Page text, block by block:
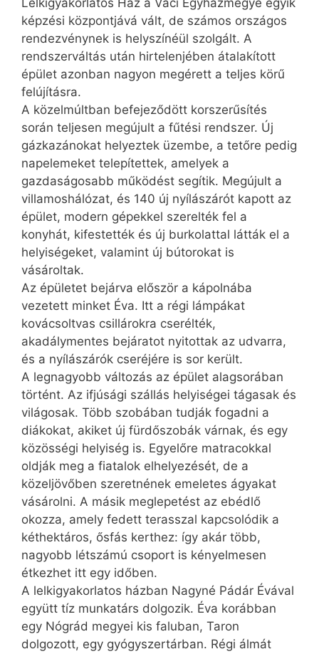
Lelkigyakorlatos Ház a Váci Egyházmegye egyik
képzési központjává vált, de számos országos
rendezvénynek is helyszínéül szolgált. A
rendszerváltás után hirtelenjében átalakított
épület azonban nagyon megérett a teljes körű
felújításra.
A közelmúltban befejeződött korszerűsítés
során teljesen megújult a fűtési rendszer. Új
gázkazánokat helyeztek üzembe, a tetőre pedig
napelemeket telepítettek, amelyek a
gazdaságosabb működést segítik. Megújult a
villamoshálózat, és 140 új nyílászárót kapott az
épület, modern gépekkel szerelték fel a
konyhát, kifestették és új burkolattal látták el a
helyiségeket, valamint új bútorokat is
vásároltak.
Az épületet bejárva először a kápolnába
vezetett minket Éva. Itt a régi lámpákat
kovácsoltvas csillárokra cserélték,
akadálymentes bejáratot nyitottak az udvarra,
és a nyílászárók cseréjére is sor került.
A legnagyobb változás az épület alagsorában
történt. Az ifjúsági szállás helyiségei tágasak és
világosak. Több szobában tudják fogadni a
diákokat, akiket új fürdőszobák várnak, és egy
közösségi helyiség is. Egyelőre matracokkal
oldják meg a fiatalok elhelyezését, de a
közeljövőben szeretnének emeletes ágyakat
vásárolni. A másik meglepetést az ebédlő
okozza, amely fedett terasszal kapcsolódik a
kéthektáros, ősfás kerthez: így akár több,
nagyobb létszámú csoport is kényelmesen
étkezhet itt egy időben.
A lelkigyakorlatos házban Nagyné Pádár Évával
együtt tíz munkatárs dolgozik. Éva korábban
egy Nógrád megyei kis faluban, Taron
dolgozott, egy gyógyszertárban. Régi álmát